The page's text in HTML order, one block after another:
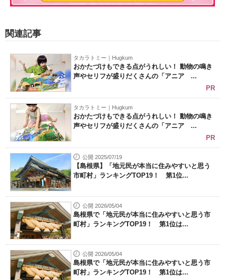
関連記事
タカラトミー｜Hugkum
おかたづけもできる点がうれしい！ 動物の鳴き
声やセリフが盛りだくさんの「アニア ...
PR
タカラトミー｜Hugkum
おかたづけもできる点がうれしい！ 動物の鳴き
声やセリフが盛りだくさんの「アニア ...
PR
公開 2025/07/19
【島根県】「地元民が本当に住みやすいと思う
市町村」ランキングTOP19！ 第1位...
公開 2026/05/04
島根県で「地元民が本当に住みやすいと思う市
町村」ランキングTOP19！ 第1位は...
公開 2026/05/04
島根県で「地元民が本当に住みやすいと思う市
町村」ランキングTOP19！ 第1位は...